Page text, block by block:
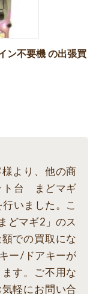
ン不要機 の出張買
より、他の商
ト台 まどマギ
いました。こ
どマギ2」のス
での買取にな
ー/ドアキーが
す。ご不用な
軽にお問い合